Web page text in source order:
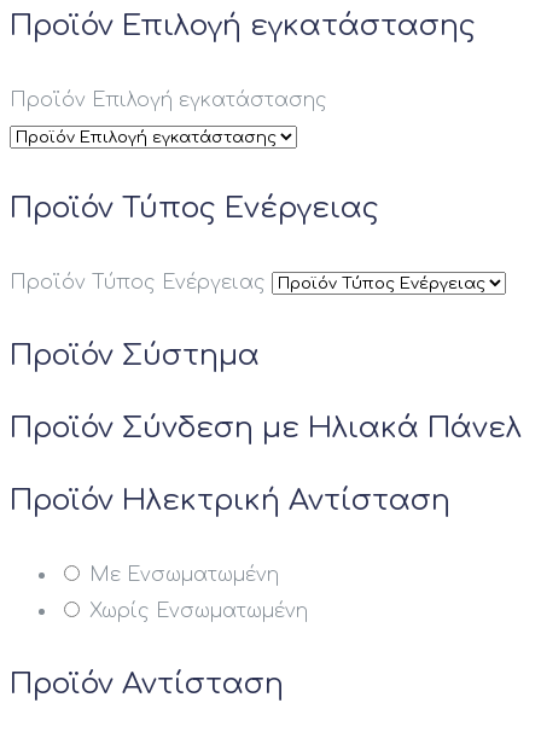
Προϊόν Επιλογή εγκατάστασης
Προϊόν Επιλογή εγκατάστασης
Προϊόν Τύπος Ενέργειας
Προϊόν Τύπος Ενέργειας
Προϊόν Σύστημα
Προϊόν Σύνδεση με Ηλιακά Πάνελ
Προϊόν Ηλεκτρική Αντίσταση
Με Ενσωματωμένη
Χωρίς Ενσωματωμένη
Προϊόν Αντίσταση